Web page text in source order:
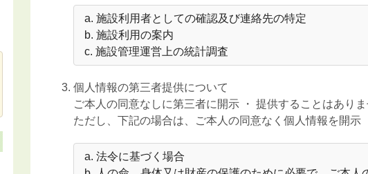
a. 施設利用者としての確認及び連絡先の特定
b. 施設利用の案内
c. 施設管理運営上の統計調査
個人情報の第三者提供について
ご本人の同意なしに第三者に開示 ・ 提供することはありま
ただし、下記の場合は、ご本人の同意なく個人情報を開示
a. 法令に基づく場合